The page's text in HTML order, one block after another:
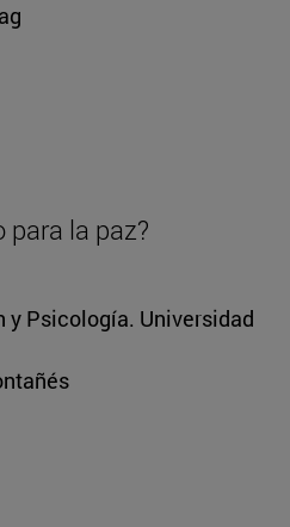
para la paz?
y Psicología. Universidad